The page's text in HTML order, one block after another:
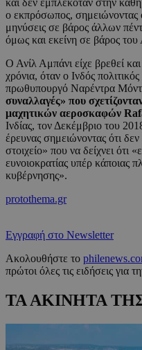
και δεν εμπλεκόταν στην
ο εκπρόσωπος, σημειώνοντας
μηνύσεις σε βάρος άλλων
όμως και εκείνη σε βάρος του
Ο Ανίλ Αμπάνι είχε βρεθεί
χρόνια, όταν ο Ινδός
πρωθυπουργό Ναρέντρα Μόντι
συναλλαγές» που
μαχητικών αεροσκαφών
Ινδίας, τον Δεκέμβριο του
έρευνας σημειώνοντας ότι
στοιχείο» που να δείχνει ότι
ευνοιοκρατίας υπέρ κάποιας
κυβέρνησης».
protothema.gr
Εγγραφή στο Newsletter
Ακολουθήστε το
πρώτοι όλες τις ειδήσεις για
ΤΑ ΑΚΙΝΗΤΑ